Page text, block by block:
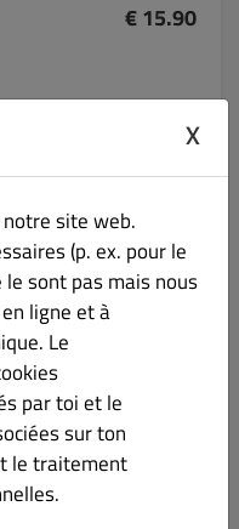
€ 15.90
X
site web.
(p. ex. pour le
sont pas mais nous
ligne et à
Le
par toi et le
sur ton
le traitement